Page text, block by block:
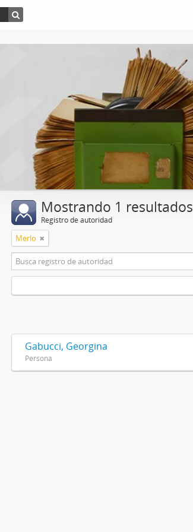
Mostrando 1 resultados
Registro de autoridad
Merlo
Gabucci, Georgina
Persona